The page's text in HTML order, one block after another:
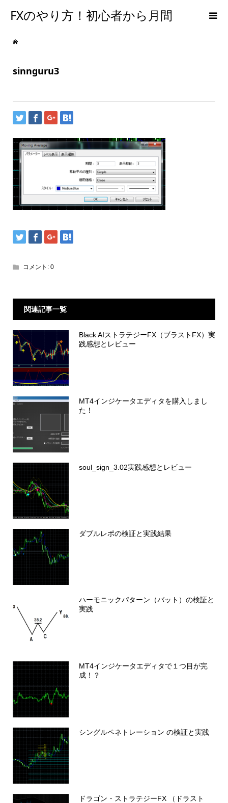
FXのやり方！初心者から月間
300PIPSを達成するための手法
【メンタルFX】
sinnguru3
コメント: 0
関連記事一覧
Black AIストラテジーFX（ブラストFX）実
践感想とレビュー
MT4インジケータエディタを購入しまし
た！
soul_sign_3.02実践感想とレビュー
ダブルレポの検証と実践結果
ハーモニックパターン（バット）の検証と
実践
MT4インジケータエディタで１つ目が完
成！？
シングルペネトレーション の検証と実践
ドラゴン・ストラテジーFX （ドラスト